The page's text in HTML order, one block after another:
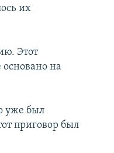
их
Этот
основано на
уже был
приговор был